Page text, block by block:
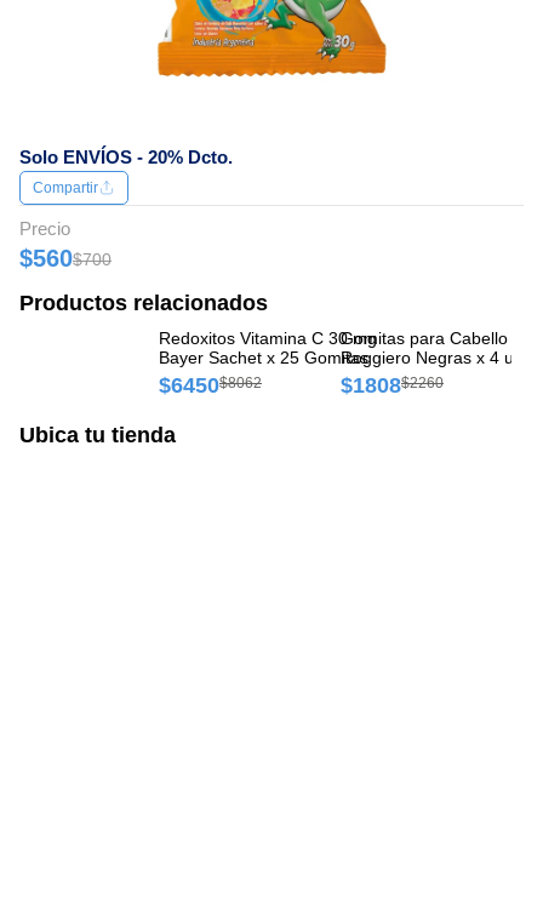
Solo ENVÍOS - 20% Dcto.
Compartir
Precio
$560$700
Productos relacionados
Redoxitos Vitamina C 30 mg
Bayer Sachet x 25 Gomitas
$6450$8062
Gomitas para Cabello
Roggiero Negras x 4 und
$1808$2260
Ubica tu tienda